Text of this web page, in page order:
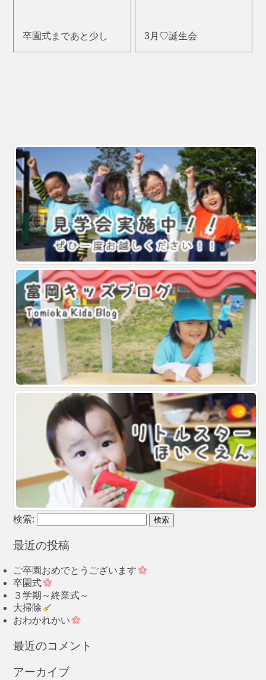
卒園式まであと少し 3月♡誕生会
検索:
最近の投稿
ご卒園おめでとうございます
卒園式
３学期～終業式～
大掃除
おわかれかい
最近のコメント
アーカイブ